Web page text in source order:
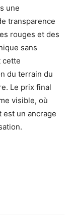
une
transparence
rouges et des
sans
cette
du terrain du
Le prix final
visible, où
est un ancrage